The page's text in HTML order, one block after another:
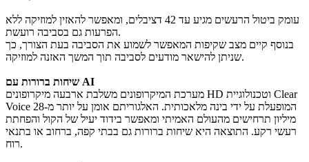
עומק ביטול הרעשים מגיע עד 42 דציבלים, ומאפשר להאזין למוזיקה ללא
הפרעות גם בסביבה רועשת.
בנוסף קיים מצב שקיפות המאפשר לשמוע את הסביבה בעת הצורך, כך
שניתן להישאר מודעים לסביבה תוך המשך האזנה למוזיקה.
שיחות ברורות עם AI
מערכת המיקרופונים משלבת ארבעה מיקרופונים HD וטכנולוגיית Clear
Voice המופעלת על ידי בינה מלאכותית. האלגוריתם אומן על יותר מ-28
מיליון תרחישים מהעולם האמיתי ומאפשר בידוד יעיל של הקול והפחתת
רעשי רקע. התוצאה היא שיחות ברורות גם בבתי קפה, ברחוב או בתנאי
רוח.